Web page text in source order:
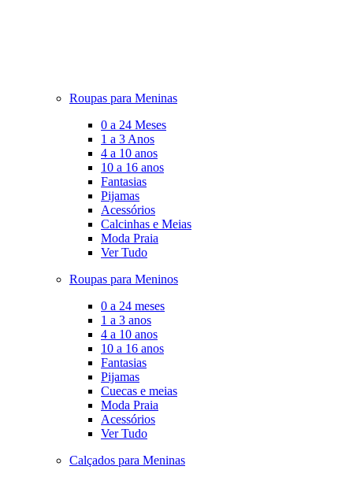
Roupas para Meninas
0 a 24 Meses
1 a 3 Anos
4 a 10 anos
10 a 16 anos
Fantasias
Pijamas
Acessórios
Calcinhas e Meias
Moda Praia
Ver Tudo
Roupas para Meninos
0 a 24 meses
1 a 3 anos
4 a 10 anos
10 a 16 anos
Fantasias
Pijamas
Cuecas e meias
Moda Praia
Acessórios
Ver Tudo
Calçados para Meninas